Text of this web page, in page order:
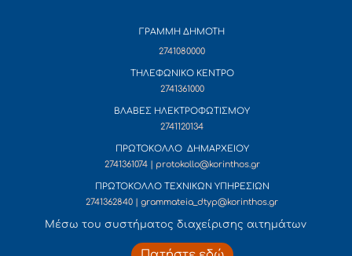
ΓΡΑΜΜΗ ΔΗΜΟΤΗ
2741080000
ΤΗΛΕΦΩΝΙΚΟ ΚΕΝΤΡΟ
2741361000
ΒΛΑΒΕΣ ΗΛΕΚΤΡΟΦΩΤΙΣΜΟΥ
2741120134
ΠΡΩΤΟΚΟΛΛΟ ΔΗΜΑΡΧΕΙΟΥ
2741361074 | protokollo@korinthos.gr
ΠΡΩΤΟΚΟΛΛΟ ΤΕΧΝΙΚΩΝ ΥΠΗΡΕΣΙΩΝ
2741362840 | grammateia_dtyp@korinthos.gr
Mέσω του συστήματος διαχείρισης αιτημάτων